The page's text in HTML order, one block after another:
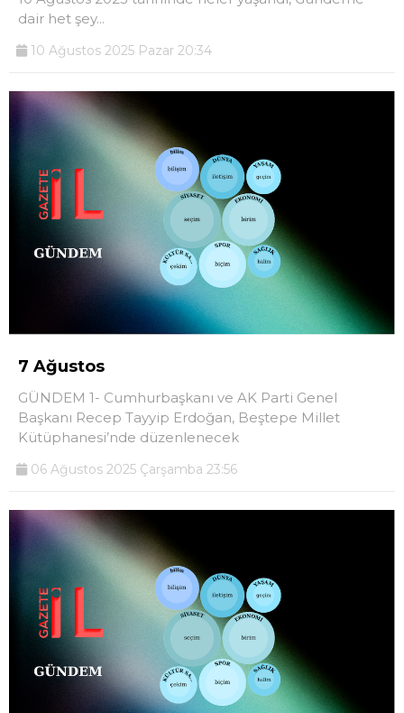
dair het şey...
10 Ağustos 2025 Pazar 20:34
7 Ağustos
GÜNDEM 1- Cumhurbaşkanı ve AK Parti Genel
Başkanı Recep Tayyip Erdoğan, Beştepe Millet
Kütüphanesi’nde düzenlenecek
06 Ağustos 2025 Çarşamba 23:56